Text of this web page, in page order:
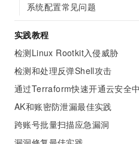
系统配置常见问题
实践教程
检测Linux Rootkit入侵威胁
检测和处理反弹Shell攻击
通过Terraform快速开通云安全
AK和账密防泄漏最佳实践
跨账号批量扫描应急漏洞